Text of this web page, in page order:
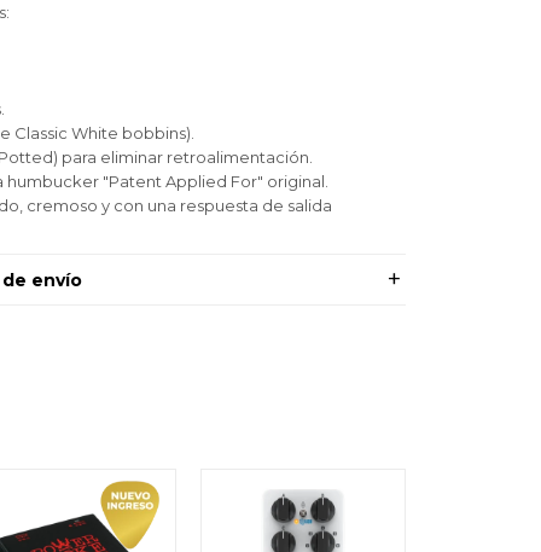
Classic White bobbins).
para eliminar retroalimentación.
humbucker "Patent Applied For" original.
cremoso y con una respuesta de salida
envío